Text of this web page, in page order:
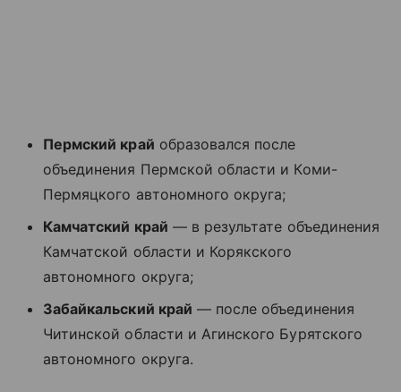
Пермский край образовался после
объединения Пермской области и Коми-
Пермяцкого автономного округа;
Камчатский край — в результате объединения
Камчатской области и Корякского
автономного округа;
Забайкальский край — после объединения
Читинской области и Агинского Бурятского
автономного округа.